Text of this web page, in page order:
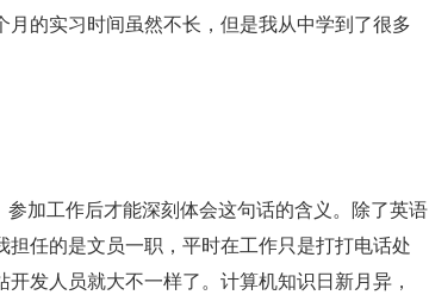
的实习时间虽然不长，但是我从中学到了很多
加工作后才能深刻体会这句话的含义。除了英语
任的是文员一职，平时在工作只是打打电话处
发人员就大不一样了。计算机知识日新月异，